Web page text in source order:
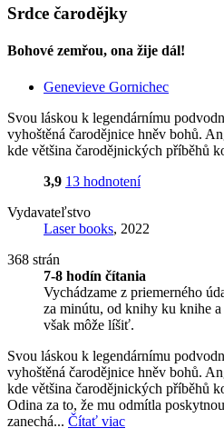
Srdce čarodějky
Bohové zemřou, ona žije dál!
Genevieve Gornichec
Svou láskou k legendárnímu
vyhoštěná čarodějnice hněv bohů.
kde většina čarodějnických příběhů
3,9 13 hodnotení
Vydavateľstvo
Laser books, 2022
368 strán
7-8 hodín čítania
Vychádzame z priemerného
za minútu, od knihy ku knihe
však môže líšiť.
Svou láskou k legendárnímu
vyhoštěná čarodějnice hněv bohů.
kde většina čarodějnických příběhů
Odina za to, že mu odmítla
zanechá... Čítať viac